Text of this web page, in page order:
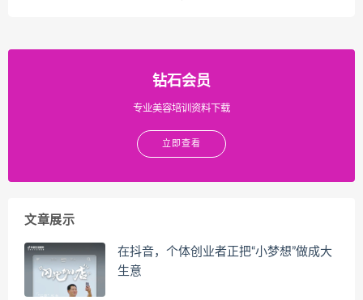
钻石会员
专业美容培训资料下载
立即查看
文章展示
在抖音，个体创业者正把“小梦想”做成大
生意